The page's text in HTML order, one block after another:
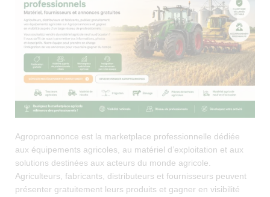
Agroproannonce est la marketplace professionnelle dédiée
aux équipements agricoles, au matériel d’exploitation et aux
solutions destinées aux acteurs du monde agricole.
Agriculteurs, fabricants, distributeurs et fournisseurs peuvent
présenter gratuitement leurs produits et gagner en visibilité